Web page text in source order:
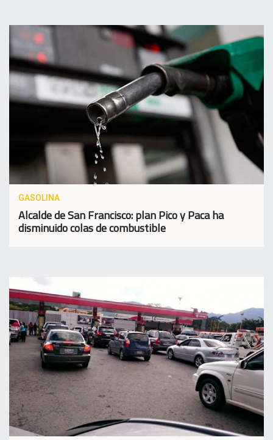
GASOLINA
Alcalde de San Francisco: plan Pico y Paca ha
disminuido colas de combustible